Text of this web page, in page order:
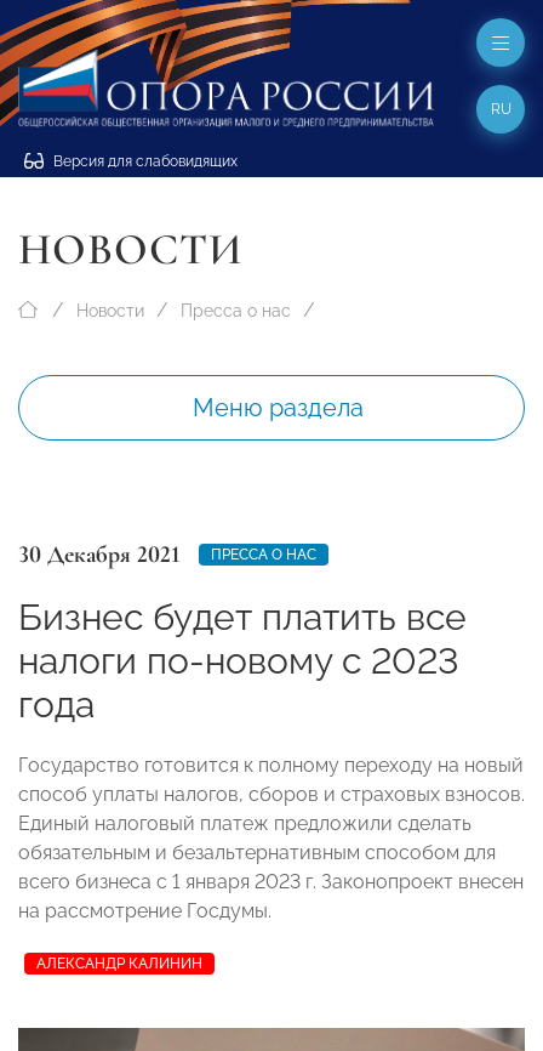
Версия для слабовидящих
RU
НОВОСТИ
Новости Пресса о нас
Меню раздела
30 Декабря 2021 ПРЕССА О НАС
Бизнес будет платить все
налоги по-новому с 2023
года
Государство готовится к полному переходу на новый
способ уплаты налогов, сборов и страховых взносов.
Единый налоговый платеж предложили сделать
обязательным и безальтернативным способом для
всего бизнеса с 1 января 2023 г. Законопроект внесен
на рассмотрение Госдумы.
АЛЕКСАНДР КАЛИНИН